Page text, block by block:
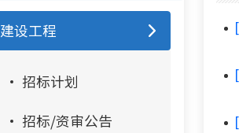
建设工程
招标计划
招标/资审公告